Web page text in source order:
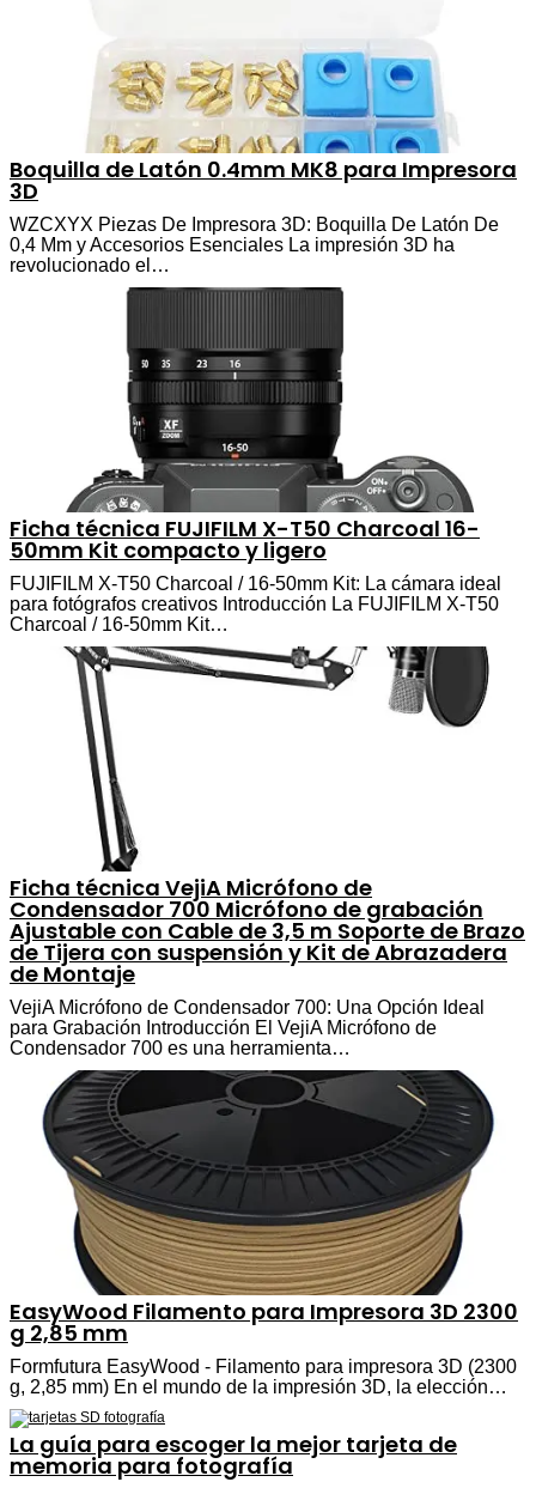
Boquilla de Latón 0.4mm MK8 para Impresora
3D
WZCXYX Piezas De Impresora 3D: Boquilla De Latón De
0,4 Mm y Accesorios Esenciales La impresión 3D ha
revolucionado el…
Ficha técnica FUJIFILM X-T50 Charcoal 16-
50mm Kit compacto y ligero
FUJIFILM X-T50 Charcoal / 16-50mm Kit: La cámara ideal
para fotógrafos creativos Introducción La FUJIFILM X-T50
Charcoal / 16-50mm Kit…
Ficha técnica VejiA Micrófono de
Condensador 700 Micrófono de grabación
Ajustable con Cable de 3,5 m Soporte de Brazo
de Tijera con suspensión y Kit de Abrazadera
de Montaje
VejiA Micrófono de Condensador 700: Una Opción Ideal
para Grabación Introducción El VejiA Micrófono de
Condensador 700 es una herramienta…
EasyWood Filamento para Impresora 3D 2300
g 2,85 mm
Formfutura EasyWood - Filamento para impresora 3D (2300
g, 2,85 mm) En el mundo de la impresión 3D, la elección…
La guía para escoger la mejor tarjeta de
memoria para fotografía